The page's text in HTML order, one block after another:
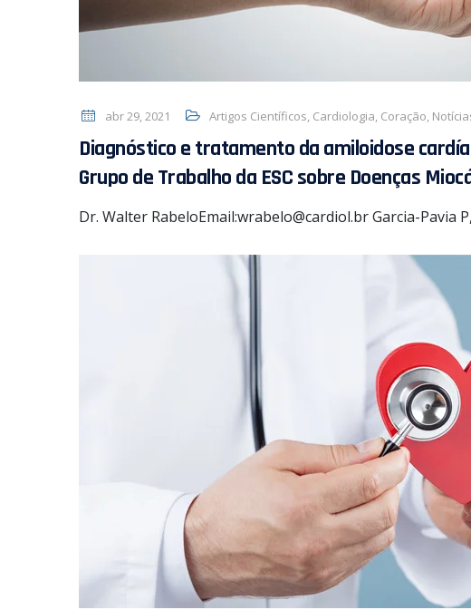
abr 29, 2021 Artigos Científicos, Cardiologia, Coração,
Diagnóstico e tratamento da amiloidose
Grupo de Trabalho da ESC sobre Doenças
Dr. Walter RabeloEmail:wrabelo@cardiol.br Garcia-Pavia